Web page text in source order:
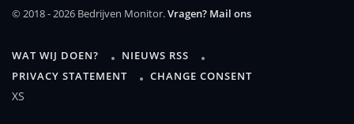
© 2018 - 2026 Bedrijven Monitor.Vragen? Mail ons
WAT WIJ DOEN?
NIEUWS RSS
PRIVACY STATEMENT
CHANGE CONSENT
XS